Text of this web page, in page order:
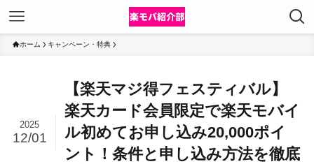
ホーム キャンペーン・特典
【楽天マジ得フェスティバル】
楽天カード会員限定で楽天モバイ
ル初めてお申し込み20,000ポイ
ント！条件と申し込み方法を徹底
2025
12/01